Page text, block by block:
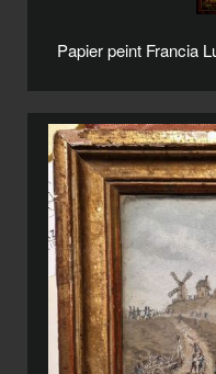
Papier peint Francia